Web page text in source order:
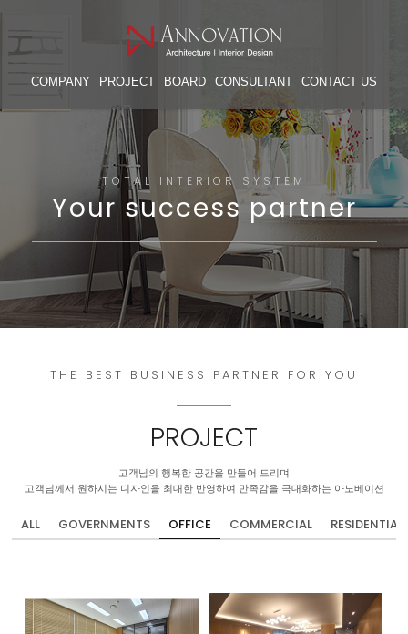
COMPANY PROJECT BOARD CONSULTANT CONTACT US
TOTAL INTERIOR SYSTEM
Your success partner
THE BEST BUSINESS PARTNER FOR YOU
PROJECT
고객님의 행복한 공간을 만들어 드리며
고객님께서 원하시는 디자인을 최대한 반영하여 만족감을 극대화하는 아노베이션
ALL GOVERNMENTS OFFICE COMMERCIAL RESIDENTIAL